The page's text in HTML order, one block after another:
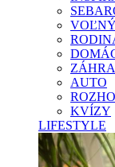
AUTO
KVÍZY
LIFESTYLE